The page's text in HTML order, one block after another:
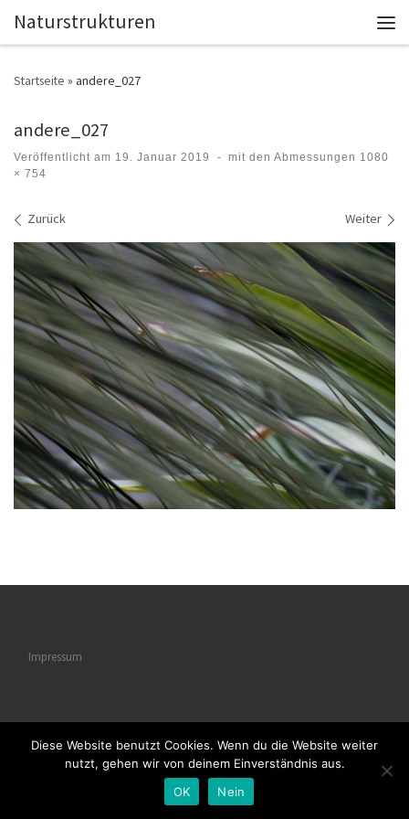
Zum Inhalt springen
Naturstrukturen
Startseite » andere_027
andere_027
Veröffentlicht am 19. Januar 2019 - mit den Abmessungen 1080
× 754
Bilder Navigation
Zurück Weiter
Impressum
© 2026Naturstrukturen– Alle Rechte vorbehalten
– Entworfen mit dem
Diese Website benutzt Cookies. Wenn du die Website weiter
nutzt, gehen wir von deinem Einverständnis aus.
OK
Nein